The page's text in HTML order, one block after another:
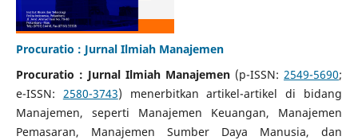
Procuratio : Jurnal Ilmiah Manajemen
Procuratio : Jurnal Ilmiah Manajemen (p-ISSN:2549-5690;
e-ISSN: 2580-3743) menerbitkan artikel-artikel di bidang
Manajemen, seperti Manajemen Keuangan, Manajemen
Pemasaran, Manajemen Sumber Daya Manusia, dan